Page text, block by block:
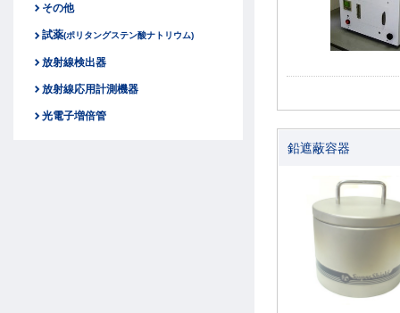
その他
試薬(ポリタングステン酸ナトリウム)
放射線検出器
放射線応用計測機器
光電子増倍管
鉛遮蔽容器